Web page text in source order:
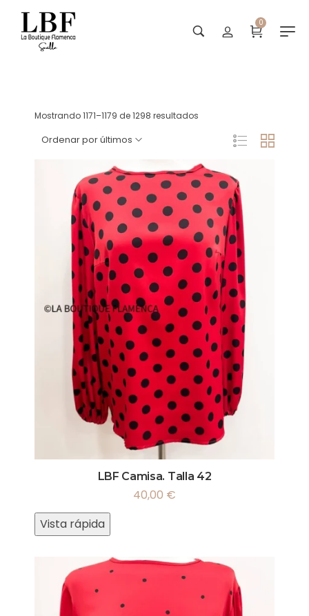
0
Mostrando 1171–1179 de 1298 resultados
Ordenar por últimos
LBF Camisa. Talla 42
40,00 €
Vista rápida